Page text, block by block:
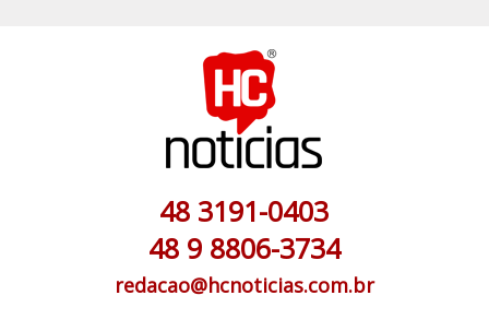
48 3191-0403
48 9 8806-3734
redacao@hcnoticias.com.br